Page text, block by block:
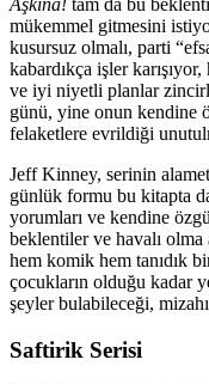
Aşkına! tam da bu
mükemmel gitmesini
kusursuz olmalı, parti
kabardıkça işler
ve iyi niyetli planlar
günü, yine onun kendine
felaketlere evrildiği
Jeff Kinney, serinin
günlük formu bu kitapta
yorumları ve kendine
beklentiler ve havalı olma
hem komik hem tanıdık
çocukların olduğu kadar
şeyler bulabileceği,
Saftirik Serisi